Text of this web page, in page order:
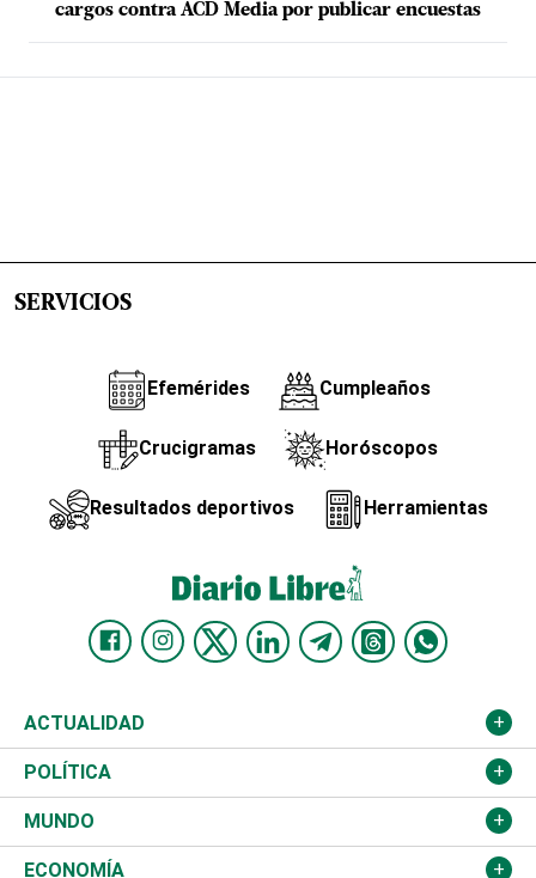
cargos contra ACD Media por publicar encuestas
SERVICIOS
Efemérides Cumpleaños
Crucigramas Horóscopos
Resultados deportivos Herramientas
ACTUALIDAD
Nacional
Ciudad
Educación
POLÍTICA
Partidos
JCE
MUNDO
Estados Unidos
ECONOMÍA